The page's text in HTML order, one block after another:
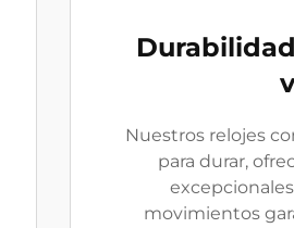
Nuestros relojes
para durar,
movimientos